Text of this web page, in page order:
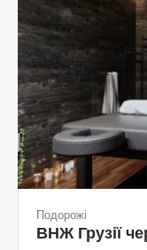
Подорожі
ВНЖ Грузії